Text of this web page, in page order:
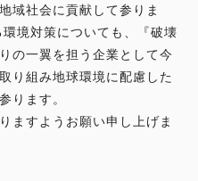
域社会に貢献して参りま
境対策についても、『破壊
の一翼を担う企業として今
り組み地球環境に配慮した
ります。
ますようお願い申し上げま